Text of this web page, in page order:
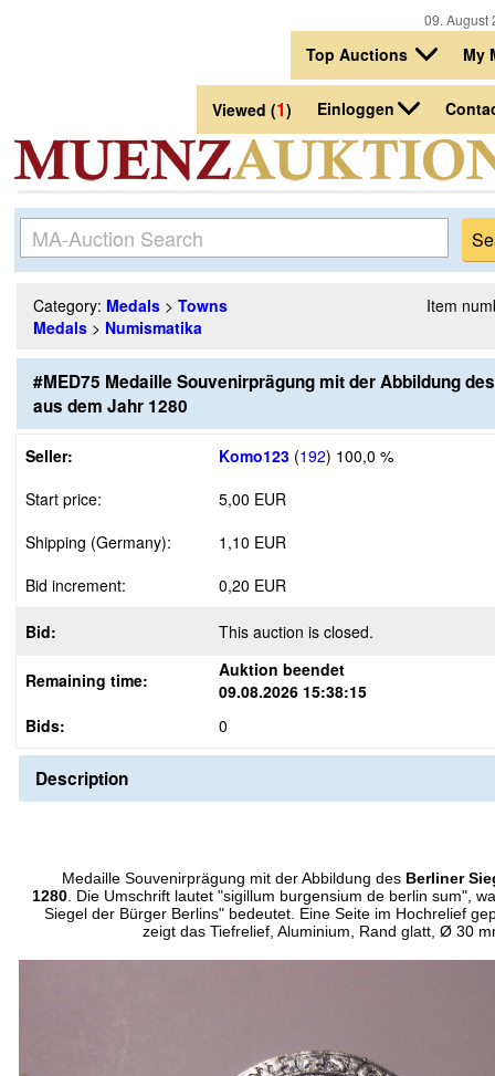
09.
Top Auctions My
Viewed (1) Einloggen
Category: Medals > Towns
Medals > Numismatika
Item
#MED75 Medaille Souvenirprägung mit der Abbildung
aus dem Jahr 1280
Seller: Komo123 (192) 100,0 %
Start price:
5,00 EUR
Shipping (Germany):
1,10 EUR
Bid increment:
0,20 EUR
Bid: This auction is closed.
Remaining time:
Auktion beendet
09.08.2026 15:38:15
Bids:
0
Description
Medaille Souvenirprägung mit der Abbildung des Berliner
1280 . Die Umschrift lautet "sigillum burgensium de berlin sum",
Siegel der Bürger Berlins" bedeutet. Eine Seite im Hochrelief
zeigt das Tiefrelief, Aluminium, Rand glatt, Ø 30